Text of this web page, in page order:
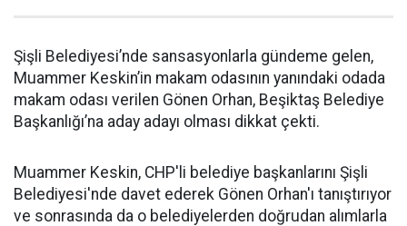
Şişli Belediyesi’nde sansasyonlarla gündeme gelen,
Muammer Keskin’in makam odasının yanındaki odada
makam odası verilen Gönen Orhan, Beşiktaş Belediye
Başkanlığı’na aday adayı olması dikkat çekti.
Muammer Keskin, CHP'li belediye başkanlarını Şişli
Belediyesi'nde davet ederek Gönen Orhan'ı tanıştırıyor
ve sonrasında da o belediyelerden doğrudan alımlarla